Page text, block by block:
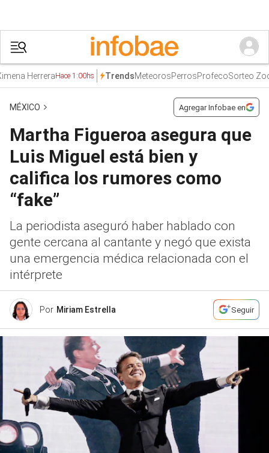
HerreraHace 1:00hs TrendsMeteorosPerrosProfecoSorteo
MÉXICO Agregar Infobae en
Martha Figueroa asegura que
Luis Miguel está bien y
califica los rumores como
“fake”
La periodista aseguró haber hablado con
gente cercana al cantante y negó que exista
una emergencia médica relacionada con el
intérprete
Por Miriam Estrella Seguir